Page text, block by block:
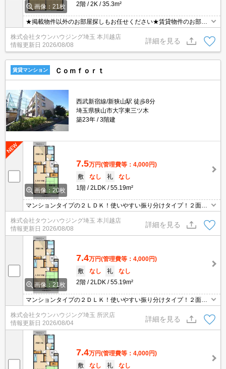
画像：21枚
2階
2K 35.3m²
★掲載物件以外のお部屋探しもお任せください★賃貸物件のお部屋
探しはタウンハウジングへ★
株式会社タウンハウジング埼玉 本川越店
情報更新日 2026/08/08
詳細を見る
賃貸マンション Ｃｏｍｆｏｒｔ
西武新宿線/新狭山駅 徒歩8分
埼玉県狭山市大字東三ツ木
築23年
3階建
画像：20枚
7.5万円(管理費等：4,000円)
敷
なし 礼
なし
1階
2LDK 55.19m²
マンションタイプの２ＬＤＫ！使いやすい振り分けタイプ！２面バ
ルコニーで採光面も充実しております。新婚様からファミリー様ま
でオススメの物件です。
株式会社タウンハウジング埼玉 本川越店
情報更新日 2026/08/08
詳細を見る
画像：21枚
7.4万円(管理費等：4,000円)
敷
なし 礼
なし
2階
2LDK 55.19m²
マンションタイプの２ＤＬＫ！使いやすい振り分けタイプ！２面バ
ルコニーで採光面も充実しております。
株式会社タウンハウジング埼玉 所沢店
情報更新日 2026/08/04
詳細を見る
7.4万円(管理費等：4,000円)
敷
なし 礼
なし